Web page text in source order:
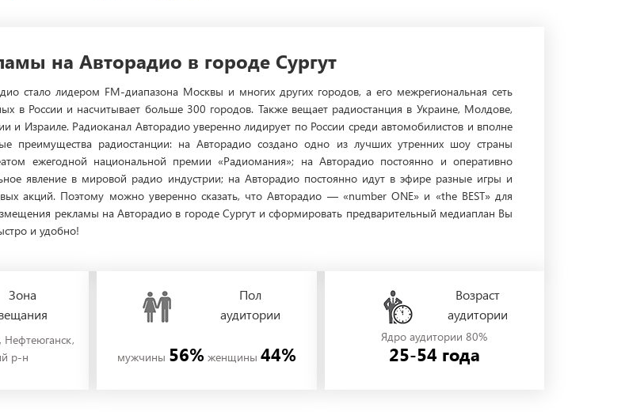
на Авторадио в городе Сургут
стало лидером FM-диапазона Москвы и многих других городов, а его межрегиональная сеть
в России и насчитывает больше 300 городов. Также вещает радиостанция в Украине, Молдове,
и Израиле. Радиоканал Авторадио уверенно лидирует по России среди автомобилистов и вполне
преимущества радиостанции: на Авторадио создано одно из лучших утренних шоу страны
ежегодной национальной премии «Радиомания»; на Авторадио постоянно и оперативно
явление в мировой радио индустрии; на Авторадио постоянно идут в эфире разные игры и
акций. Поэтому можно уверенно сказать, что Авторадио — «number ONE» и «the BEST» для
рекламы на Авторадио в городе Сургут и сформировать предварительный медиаплан Вы
и удобно!
Зона
Нефтеюганск,
р-н
Пол
аудитории
мужчины 56% женщины 44%
Возраст
аудитории
Ядро аудитории 80%
25-54 года